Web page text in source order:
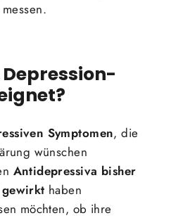
Symptomen, die
wünschen
Antidepressiva bisher
haben
möchten, ob ihre